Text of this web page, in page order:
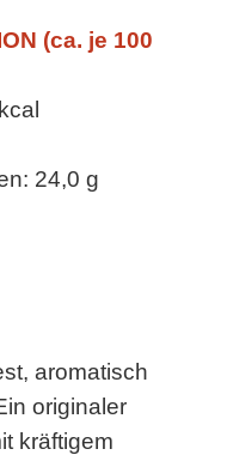
(ca. je 100
24,0 g
aromatisch
originaler
kräftigem